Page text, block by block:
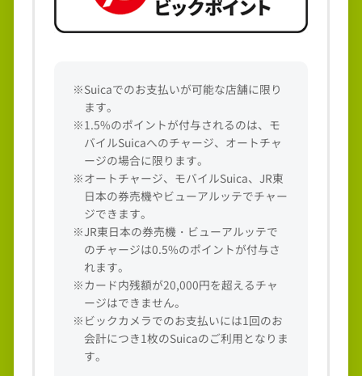
※Suicaでのお支払いが可能な店舗に限り
ます。
※1.5%のポイントが付与されるのは、モ
バイルSuicaへのチャージ、オートチャ
ージの場合に限ります。
※オートチャージ、モバイルSuica、JR東
日本の券売機やビューアルッテでチャー
ジできます。
※JR東日本の券売機・ビューアルッテで
のチャージは0.5%のポイントが付与さ
れます。
※カード内残額が20,000円を超えるチャ
ージはできません。
※ビックカメラでのお支払いには1回のお
会計につき1枚のSuicaのご利用となりま
す。